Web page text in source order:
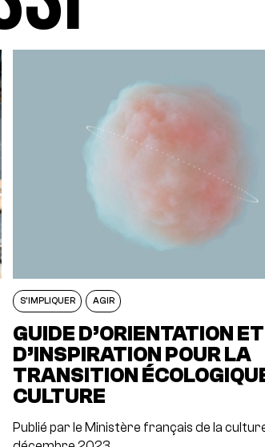
S'IMPLIQUER AGIR
GUIDE D’ORIENTATION ET
D’INSPIRATION POUR LA
TRANSITION
CULTURE
Publié par le Ministère français de la